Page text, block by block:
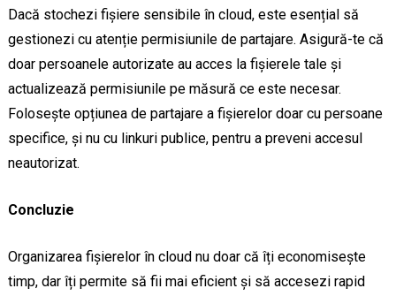
Dacă stochezi fișiere sensibile în cloud, este esențial să
gestionezi cu atenție permisiunile de partajare. Asigură-te că
doar persoanele autorizate au acces la fișierele tale și
actualizează permisiunile pe măsură ce este necesar.
Folosește opțiunea de partajare a fișierelor doar cu persoane
specifice, și nu cu linkuri publice, pentru a preveni accesul
neautorizat.
Concluzie
Organizarea fișierelor în cloud nu doar că îți economisește
timp, dar îți permite să fii mai eficient și să accesezi rapid